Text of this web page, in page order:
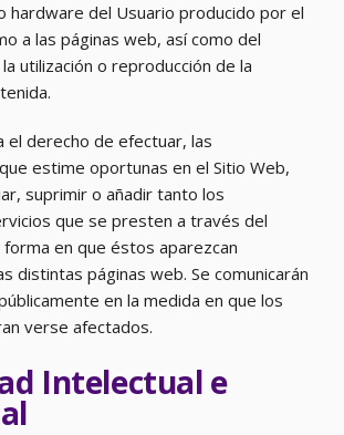
hardware del Usuario producido por el
a las páginas web, así como del
utilización o reproducción de la
el derecho de efectuar, las
estime oportunas en el Sitio Web,
suprimir o añadir tanto los
que se presten a través del
en que éstos aparezcan
distintas páginas web. Se comunicarán
en la medida en que los
verse afectados.
Intelectual e